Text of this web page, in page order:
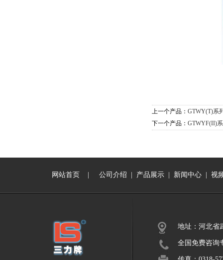
上一个产品： GTWY(T)系
下一个产品： GTWYF(II)
网站首页 公司介绍 产品展示 新闻中心 视
地址：河北省
全国免费咨询